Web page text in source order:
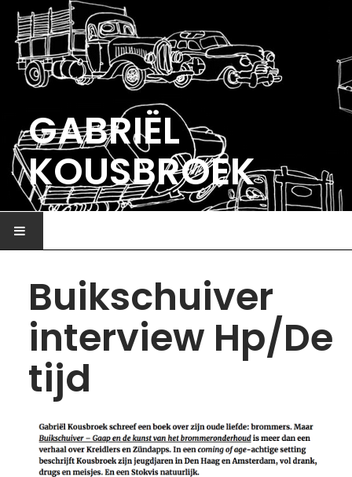
GABRIËL
KOUSBROEK
HOME
ILLUSTRATIE
VRIJ WERK
Buikschuiver
interview Hp/De
tijd